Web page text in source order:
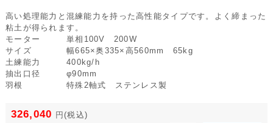
高い処理能力と混練能力を持った高性能タイプです。よく締まった
粘土が得られます。
モーター
単相100V 200W
サイズ
幅665×奥335×高560mm 65kg
土練能力
400kg/h
抽出口径
φ90mm
羽根
特殊2軸式 ステンレス製
326,040 円(税込)